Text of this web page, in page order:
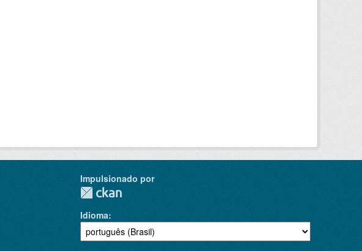
Impulsionado por
Idioma